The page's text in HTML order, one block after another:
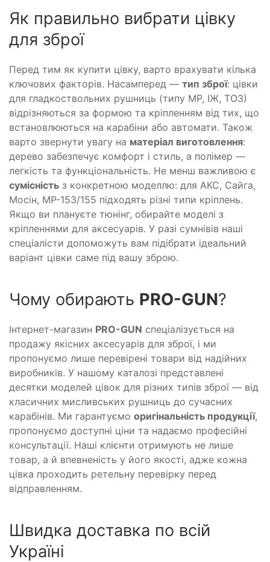
Як правильно вибрати цівку
для зброї
Перед тим як купити цівку, варто врахувати кілька
ключових факторів. Насамперед — тип зброї: цівки
для гладкоствольних рушниць (типу МР, ІЖ, ТОЗ)
відрізняються за формою та кріпленням від тих, що
встановлюються на карабіни або автомати. Також
варто звернути увагу на матеріал виготовлення:
дерево забезпечує комфорт і стиль, а полімер —
легкість та функціональність. Не менш важливою є
сумісність з конкретною моделлю: для АКС, Сайга,
Мосін, МР-153/155 підходять різні типи кріплень.
Якщо ви плануєте тюнінг, обирайте моделі з
кріпленнями для аксесуарів. У разі сумнівів наші
спеціалісти допоможуть вам підібрати ідеальний
варіант цівки саме під вашу зброю.
Чому обирають PRO-GUN?
Інтернет-магазин PRO-GUN спеціалізується на
продажу якісних аксесуарів для зброї, і ми
пропонуємо лише перевірені товари від надійних
виробників. У нашому каталозі представлені
десятки моделей цівок для різних типів зброї — від
класичних мисливських рушниць до сучасних
карабінів. Ми гарантуємо оригінальність продукції,
пропонуємо доступні ціни та надаємо професійні
консультації. Наші клієнти отримують не лише
товар, а й впевненість у його якості, адже кожна
цівка проходить ретельну перевірку перед
відправленням.
Швидка доставка по всій
Україні